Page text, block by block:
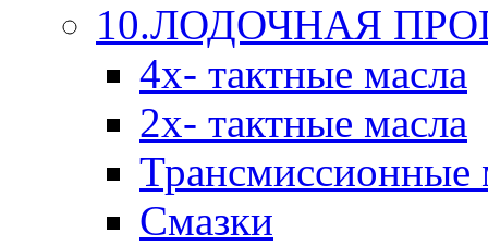
10.ЛОДОЧНАЯ
4х- тактные масла
2х- тактные масла
Трансмиссионные
Смазки